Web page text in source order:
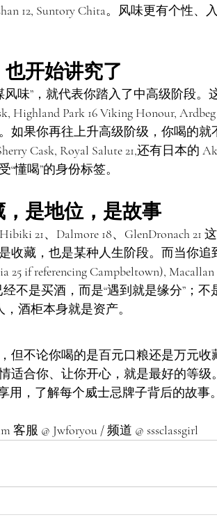
12, Suntory Chita。风味更有个性
开始讲究了
风味”，就代表你踏入了中高级阶段。
Highland Park 16 Viking Honour,
。如果你再往上升高级阶级，你喝的就
Cask, Royal Salute 21,还有日本的
懂喝”的身份标签。
是地位，是故事
21、Dalmore 18、GlenDronach 21
收藏，也是某种人生阶段。而当你追
25 if referencing Campbeltown), Macallan
经不是买酒，而是“遇到就是缘分”；
酒柜本身就是资产。
但不论你喝的是百元口粮还是万元收
适合你、让你开心，就是最好的等级
用，了解每个威士忌牌子背后的故事。
服 @ Jwforyou / 频道 @ sssclassgirl